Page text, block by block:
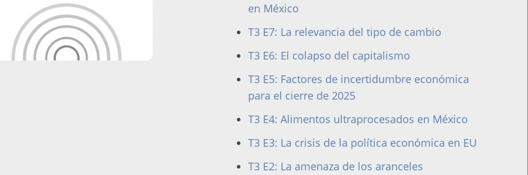
en México
T3 E7: La relevancia del tipo de cambio
T3 E6: El colapso del capitalismo
T3 E5: Factores de incertidumbre económica
para el cierre de 2025
T3 E4: Alimentos ultraprocesados en México
T3 E3: La crisis de la política económica en EU
T3 E2: La amenaza de los aranceles